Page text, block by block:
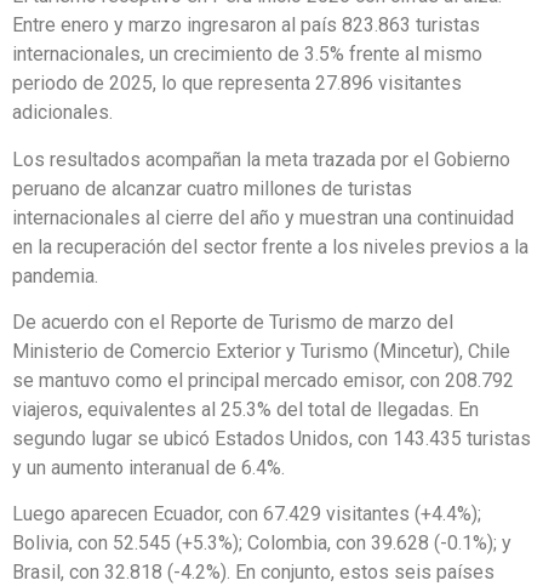
Entre enero y marzo ingresaron al país 823.863 turistas
internacionales, un crecimiento de 3.5% frente al mismo
periodo de 2025, lo que representa 27.896 visitantes
adicionales.
Los resultados acompañan la meta trazada por el Gobierno
peruano de alcanzar cuatro millones de turistas
internacionales al cierre del año y muestran una continuidad
en la recuperación del sector frente a los niveles previos a la
pandemia.
De acuerdo con el Reporte de Turismo de marzo del
Ministerio de Comercio Exterior y Turismo (Mincetur), Chile
se mantuvo como el principal mercado emisor, con 208.792
viajeros, equivalentes al 25.3% del total de llegadas. En
segundo lugar se ubicó Estados Unidos, con 143.435 turistas
y un aumento interanual de 6.4%.
Luego aparecen Ecuador, con 67.429 visitantes (+4.4%);
Bolivia, con 52.545 (+5.3%); Colombia, con 39.628 (-0.1%); y
Brasil, con 32.818 (-4.2%). En conjunto, estos seis países